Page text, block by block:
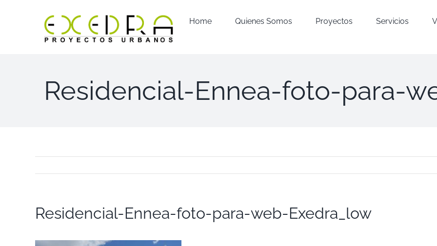
Home Quienes Somos Proyectos Servicios
Residencial-Ennea-foto-para-
Residencial-Ennea-foto-para-web-Exedra_low